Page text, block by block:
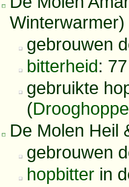
gebrouwen
bitterheid:
gebruikte
(
De Molen Heil
gebrouwen
hopbitter in